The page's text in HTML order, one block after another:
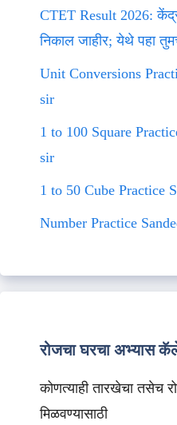
CTET Result 2026:
निकाल जाहीर; येथे पहा
Unit Conversions
sir
1 to 100 Square
sir
1 to 50 Cube Practice
Number Practice
रोजचा घरचा अभ्यास
कोणत्याही तारखेचा तसेच
मिळवण्यासाठी